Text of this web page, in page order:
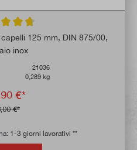
media di 4.8 su 5 stelle
125 mm, DIN 875/00,
inox
21036
0,289 kg
€*
€*
1-3 giorni lavorativi **